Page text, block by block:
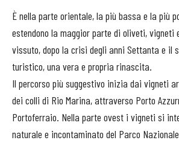
È nella parte orientale, la più bassa e la più
estendono la maggior parte di oliveti, vigneti
vissuto, dopo la crisi degli anni Settanta e il
turistico, una vera e propria rinascita.
Il percorso più suggestivo inizia dai vigneti
dei colli di Rio Marina, attraverso Porto
Portoferraio. Nella parte ovest i vigneti si
naturale e incontaminato del Parco Nazionale